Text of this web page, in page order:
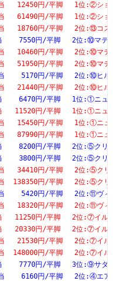
12450円/平脚　 1位:②ショウナ
61490円/平脚　 1位:②ショウナ
18760円/平脚　 2位:⑬コスモア
配当    7550円/平脚　 2位
当   10460円/平脚　 2位
当   51950円/平脚　 2位
配当    5170円/平脚　
配当   21440円/平脚　
配当    6470円/平脚　 1
配当   11520円/平脚　 1
配当   15450円/平脚　
配当   87990円/平脚　
配当    8200円/平脚　 2
配当    3800円/平脚　 2
配当   34410円/平脚　
配当  138350円/平脚　
配当    5420円/平脚　
配当   18320円/平脚　
11250円/平脚　 2位:⑦イルマ
20330円/平脚　 2位:⑦イルマ
21530円/平脚　 2位:⑦イルマ
148000円/平脚　 2位:⑦イルマ
7770円/平脚　 3位:⑨サダム
6160円/平脚　 2位:④エアア